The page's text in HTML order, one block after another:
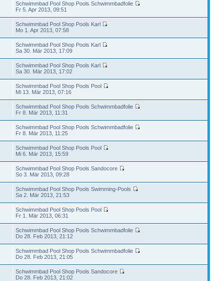
Schwimmbad Pool Shop Pools Schwimmbadfolie
Fr 5. Apr 2013, 09:51
Schwimmbad Pool Shop Pools Karl
Mo 1. Apr 2013, 07:58
Schwimmbad Pool Shop Pools Karl
Sa 30. Mär 2013, 17:09
Schwimmbad Pool Shop Pools Karl
Sa 30. Mär 2013, 17:02
Schwimmbad Pool Shop Pools Pool
Mi 13. Mär 2013, 07:16
Schwimmbad Pool Shop Pools Schwimmbadfolie
Fr 8. Mär 2013, 11:31
Schwimmbad Pool Shop Pools Schwimmbadfolie
Fr 8. Mär 2013, 11:25
Schwimmbad Pool Shop Pools Pool
Mi 6. Mär 2013, 15:59
Schwimmbad Pool Shop Pools Sandocore
So 3. Mär 2013, 09:28
Schwimmbad Pool Shop Pools Swimming-Pools
Sa 2. Mär 2013, 21:53
Schwimmbad Pool Shop Pools Pool
Fr 1. Mär 2013, 06:31
Schwimmbad Pool Shop Pools Schwimmbadfolie
Do 28. Feb 2013, 21:12
Schwimmbad Pool Shop Pools Schwimmbadfolie
Do 28. Feb 2013, 21:05
Schwimmbad Pool Shop Pools Sandocore
Do 28. Feb 2013, 21:02